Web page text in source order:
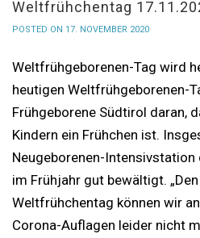
Weltfrühchentag
POSTED ON 17. NOVEMBER 2020
Weltfrühgeborenen-Tag wird
heutigen Weltfrühgeborenen-
Frühgeborene Südtirol daran,
Kindern ein Frühchen ist.
Neugeborenen-
im Frühjahr gut bewältigt.
Weltfrühchentag können wir
Corona-Auflagen leider nicht